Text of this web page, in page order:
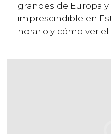
grandes de Europa y
imprescindible en
horario y cómo ver